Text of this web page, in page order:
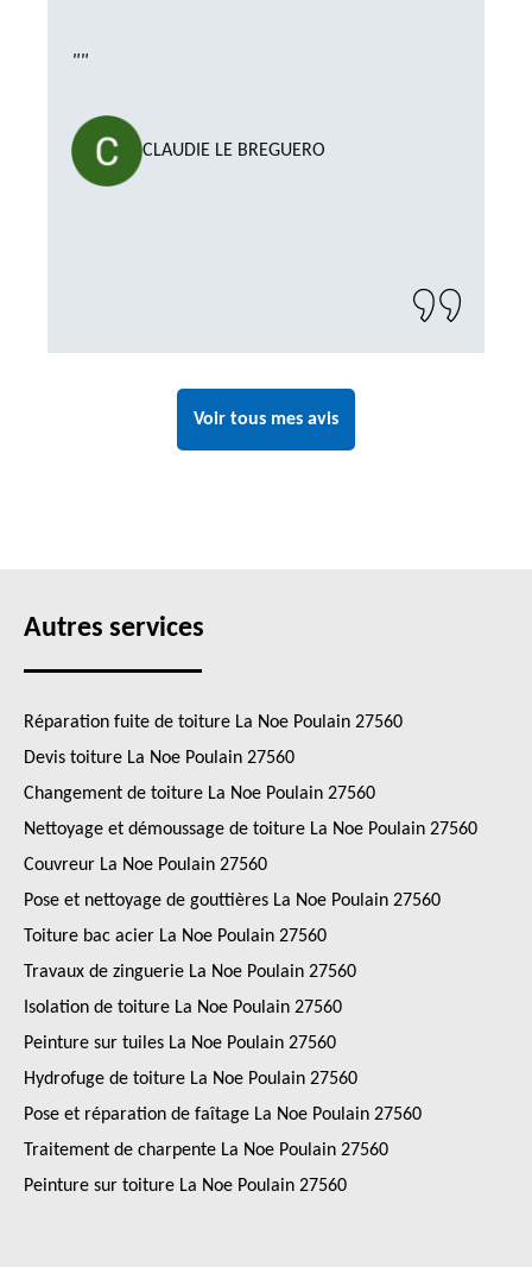
""
CLAUDIE LE BREGUERO
Voir tous mes avis
Autres services
Réparation fuite de toiture La Noe Poulain 27560
Devis toiture La Noe Poulain 27560
Changement de toiture La Noe Poulain 27560
Nettoyage et démoussage de toiture La Noe Poulain 27560
Couvreur La Noe Poulain 27560
Pose et nettoyage de gouttières La Noe Poulain 27560
Toiture bac acier La Noe Poulain 27560
Travaux de zinguerie La Noe Poulain 27560
Isolation de toiture La Noe Poulain 27560
Peinture sur tuiles La Noe Poulain 27560
Hydrofuge de toiture La Noe Poulain 27560
Pose et réparation de faîtage La Noe Poulain 27560
Traitement de charpente La Noe Poulain 27560
Peinture sur toiture La Noe Poulain 27560